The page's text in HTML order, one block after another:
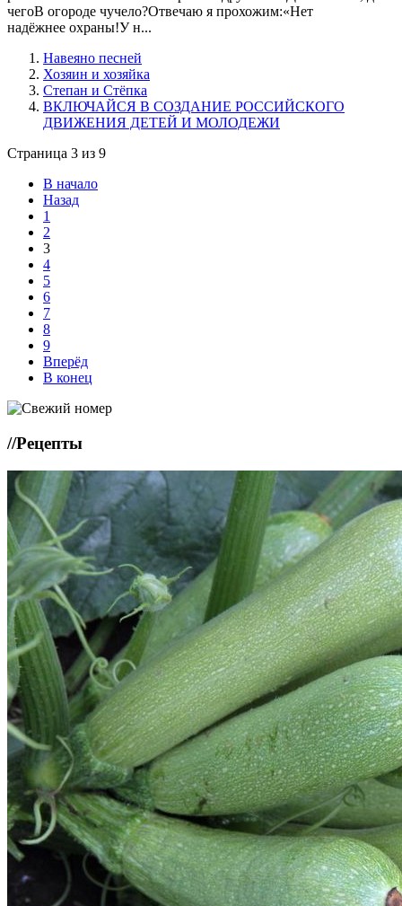
чегоВ огороде чучело?Отвечаю я прохожим:«Нет
надёжнее охраны!У н...
Навеяно песней
Хозяин и хозяйка
Степан и Стёпка
ВКЛЮЧАЙСЯ В СОЗДАНИЕ РОССИЙСКОГО
ДВИЖЕНИЯ ДЕТЕЙ И МОЛОДЕЖИ
Страница 3 из 9
В начало
Назад
1
2
3
4
5
6
7
8
9
Вперёд
В конец
//Рецепты